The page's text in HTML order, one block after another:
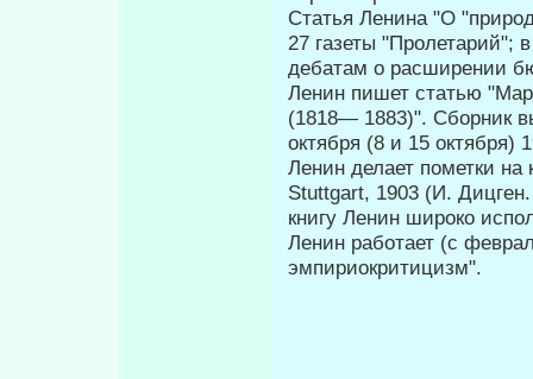
Статья Ленина "О
27 газеты "Пролетарий";
деба­там о расширении
Ленин пишет статью
(1818— 1883)". Сборник
октября (8 и 15 октября)
Ленин делает пометки
Stuttgart, 1903 (И.
книгу Ленин широко
Ленин работает (с
эмпириокритицизм".